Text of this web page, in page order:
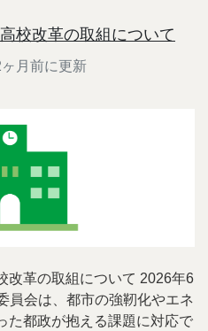
校改革の取組について
月前に更新
改革の取組について 2026年6
員会は、都市の強靭化やエネ
た都政が抱える課題に対応で